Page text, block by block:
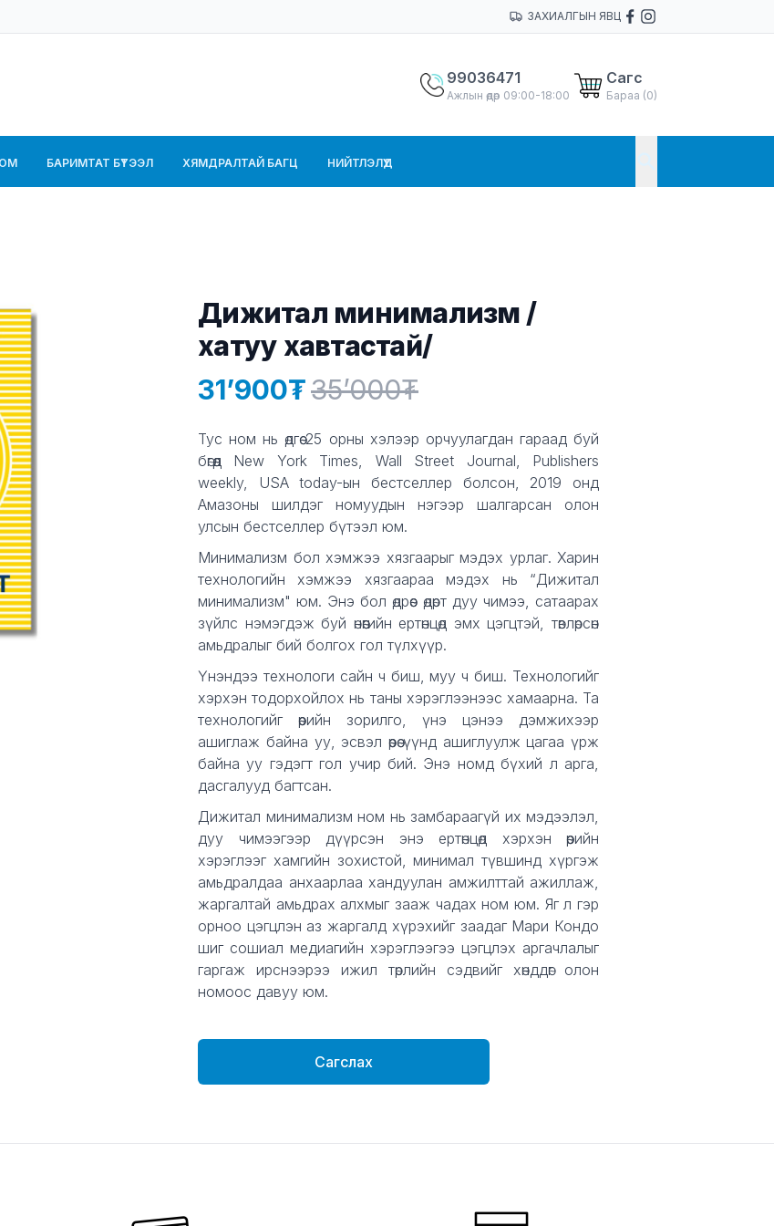
ЗАХИАЛГЫН ЯВЦ
99036471
Ажлын өдөр 09:00-18:00
Сагс
Бараа (0)
БАРИМТАТ БҮТЭЭЛ ХЯМДРАЛТАЙ БАГЦ НИЙТЛЭЛҮҮД
Дижитал минимализм /
хатуу хавтастай/
Product information
31’900 35’000
Description
Тус ном нь өдгөө 25 орны хэлээр орчуулагдан гараад буй
бөгөөд New York Times, Wall Street Journal, Publishers
weekly, USA today-ын бестселлер болсон, 2019 онд
Амазоны шилдэг номуудын нэгээр шалгарсан олон
улсын бестселлер бүтээл юм.
Минимализм бол хэмжээ хязгаарыг мэдэх урлаг. Харин
технологийн хэмжээ хязгаараа мэдэх нь “Дижитал
минимализм" юм. Энэ бол өдрөөс өдөрт дуу чимээ, сатаарах
зүйлс нэмэгдэж буй өнөөгийн ертөнцөд эмх цэгцтэй, төвлөрсөн
амьдралыг бий болгох гол түлхүүр.
Үнэндээ технологи сайн ч биш, муу ч биш. Технологийг
хэрхэн тодорхойлох нь таны хэрэглээнээс хамаарна. Та
технологийг өөрийн зорилго, үнэ цэнээ дэмжихээр
ашиглаж байна уу, эсвэл өөрөө үүнд ашиглуулж цагаа үрж
байна уу гэдэгт гол учир бий. Энэ номд бүхий л арга,
дасгалууд багтсан.
Дижитал минимализм ном нь замбараагүй их мэдээлэл,
дуу чимээгээр дүүрсэн энэ ертөнцөд хэрхэн өөрийн
хэрэглээг хамгийн зохистой, минимал түвшинд хүргэж
амьдралдаа анхаарлаа хандуулан амжилттай ажиллаж,
жаргалтай амьдрах алхмыг зааж чадах ном юм. Яг л гэр
орноо цэгцлэн аз жаргалд хүрэхийг заадаг Мари Кондо
шиг сошиал медиагийн хэрэглээгээ цэгцлэх аргачлалыг
гаргаж ирснээрээ ижил төрлийн сэдвийг хөнддөг олон
номоос давуу юм.
Сагслах